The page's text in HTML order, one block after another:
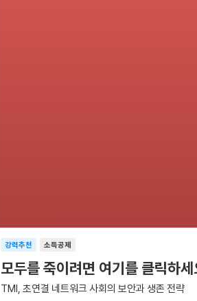
소득공제
강력추천
모두를 죽이려면 여기를 클릭하
TMI, 초연결 네트워크 사회의 보안과 생존 전략